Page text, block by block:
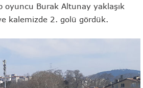
oyuncu Burak Altunay yaklaşık
kalemizde 2. golü gördük.